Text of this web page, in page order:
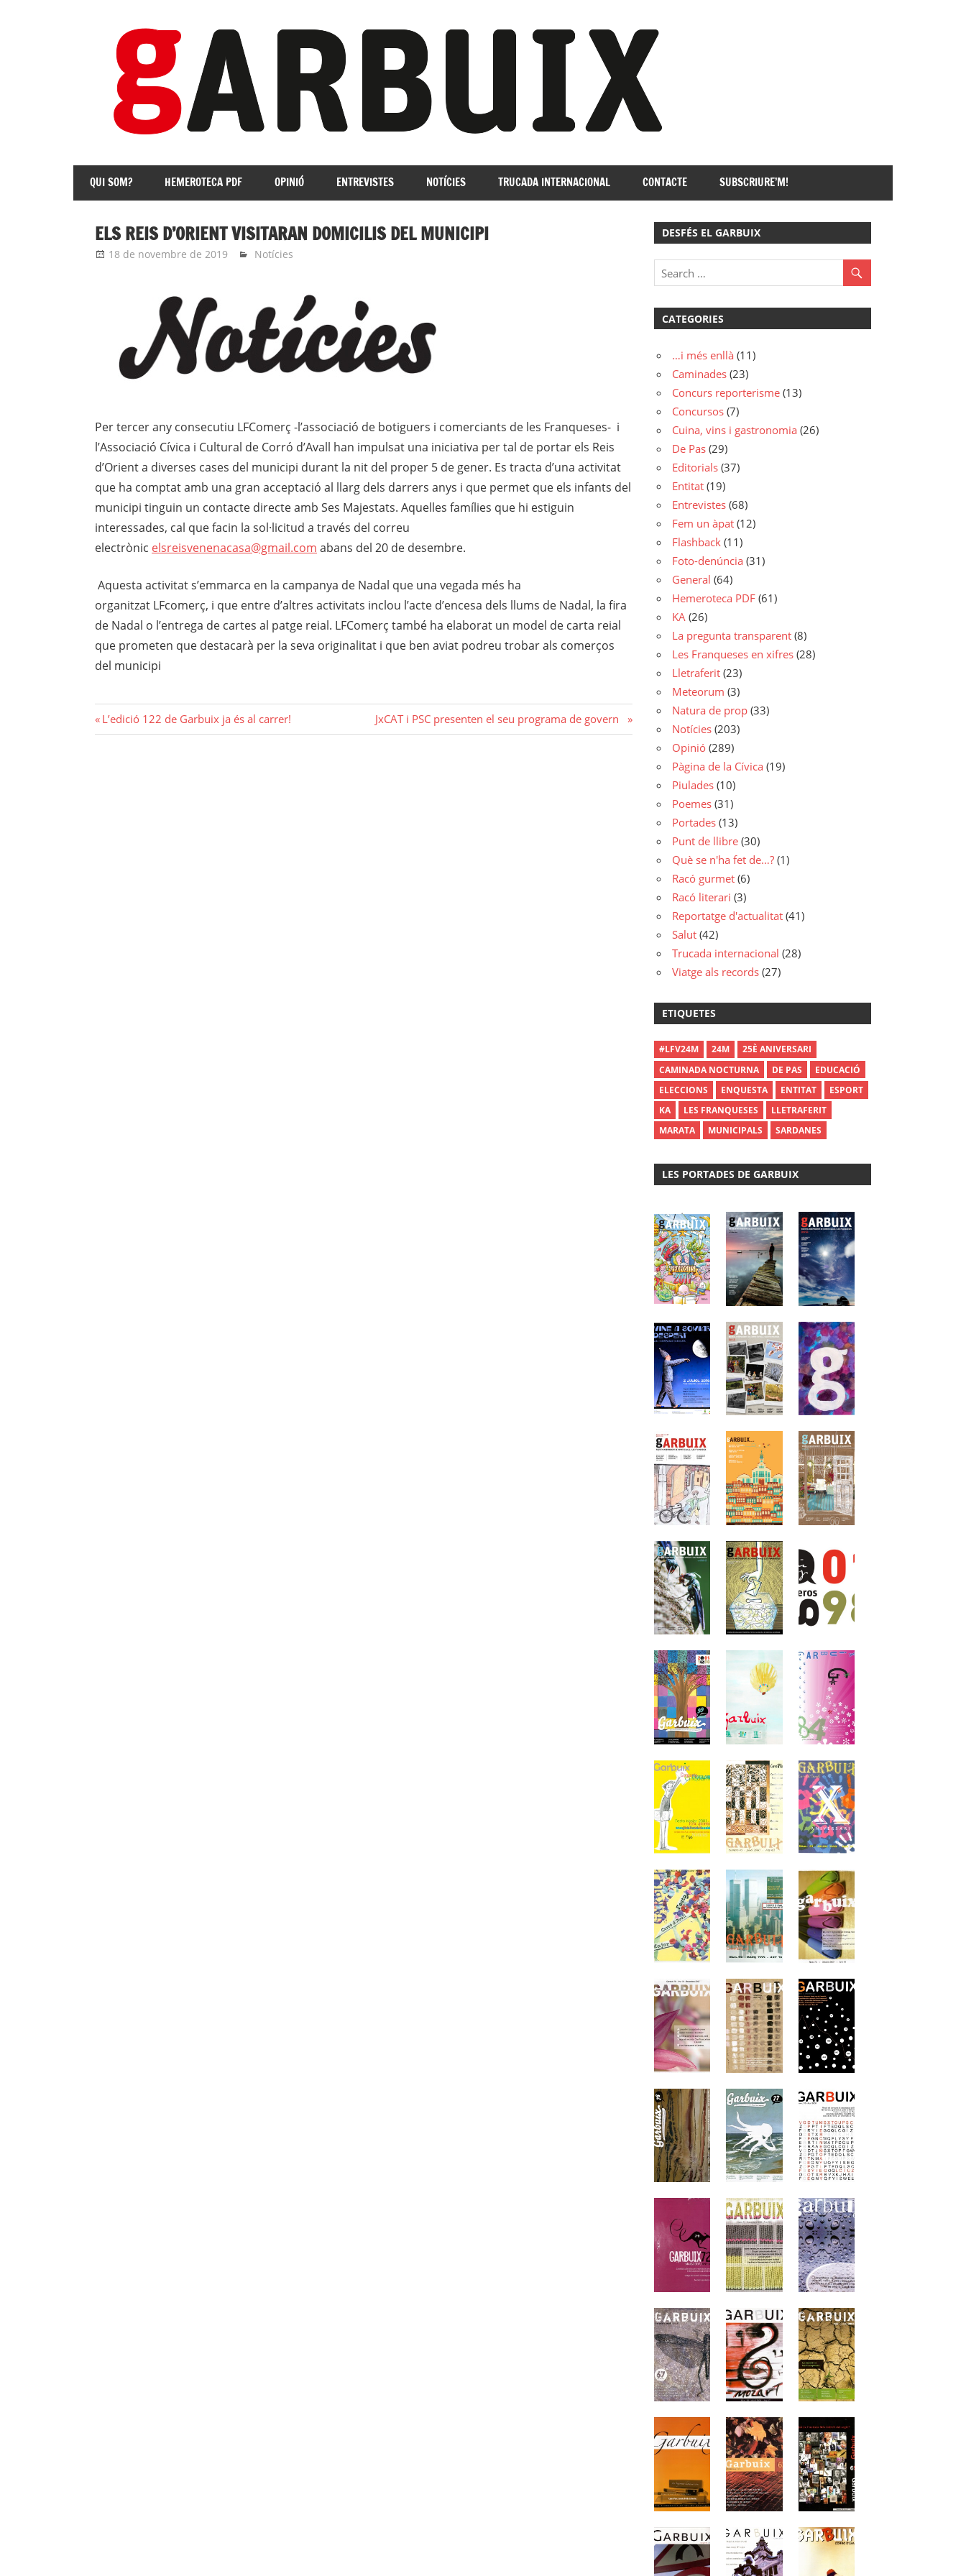
Independent
de
les
Franqueses
QUI SOM? HEMEROTECA PDF OPINIÓ ENTREVISTES NOTÍCIES TRUCADA INTERNACIONAL CONTACTE SUBSCRIURE’M!
ELS REIS D’ORIENT VISITARAN DOMICILIS DEL MUNICIPI
18 de novembre de 2019 Eli
Notícies
Per tercer any consecutiu LFComerç -l’associació de botiguers i comerciants de les Franqueses- i
l’Associació Cívica i Cultural de Corró d’Avall han impulsat una iniciativa per tal de portar els Reis
d’Orient a diverses cases del municipi durant la nit del proper 5 de gener. Es tracta d’una activitat
que ha comptat amb una gran acceptació al llarg dels darrers anys i que permet que els infants del
municipi tinguin un contacte directe amb Ses Majestats. Aquelles famílies que hi estiguin
interessades, cal que facin la sol·licitud a través del correu
electrònic elsreisvenenacasa@gmail.com abans del 20 de desembre.
Aquesta activitat s’emmarca en la campanya de Nadal que una vegada més ha
organitzat LFcomerç, i que entre d’altres activitats inclou l’acte d’encesa dels llums de Nadal, la fira
de Nadal o l’entrega de cartes al patge reial. LFComerç també ha elaborat un model de carta reial
que prometen que destacarà per la seva originalitat i que ben aviat podreu trobar als comerços
del municipi
Navegació
Previous
Post:
L’edició 122 de Garbuix ja és al carrer!
Next
Post:
JxCAT i PSC presenten el seu programa de govern
DESFÉS EL GARBUIX
CATEGORIES
…i més enllà (11)
Caminades (23)
Concurs reporterisme (13)
Concursos (7)
Cuina, vins i gastronomia (26)
De Pas (29)
Editorials (37)
Entitat (19)
Entrevistes (68)
Fem un àpat (12)
Flashback (11)
Foto-denúncia (31)
General (64)
Hemeroteca PDF (61)
KA (26)
La pregunta transparent (8)
Les Franqueses en xifres (28)
Lletraferit (23)
Meteorum (3)
Natura de prop (33)
Notícies (203)
Opinió (289)
Pàgina de la Cívica (19)
Piulades (10)
Poemes (31)
Portades (13)
Punt de llibre (30)
Què se n'ha fet de…? (1)
Racó gurmet (6)
Racó literari (3)
Reportatge d'actualitat (41)
Salut (42)
Trucada internacional (28)
Viatge als records (27)
ETIQUETES
#LFV24M 24M
25È ANIVERSARI
CAMINADA NOCTURNA
DE PAS
EDUCACIÓ
ELECCIONS
ENQUESTA ENTITAT
ESPORT
KA
LES FRANQUESES
LLETRAFERIT
MARATA
MUNICIPALS SARDANES
LES PORTADES DE GARBUIX